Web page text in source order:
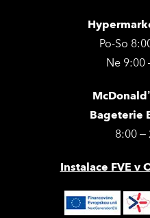
Po-So
Ne 9:00
Bageterie
8:00 –
Instalace FVE v